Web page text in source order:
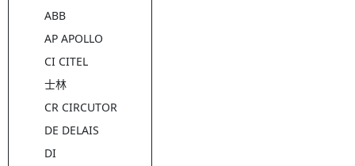
ABB
AP APOLLO
CI CITEL
士林
CR CIRCUTOR
DE DELAIS
DI